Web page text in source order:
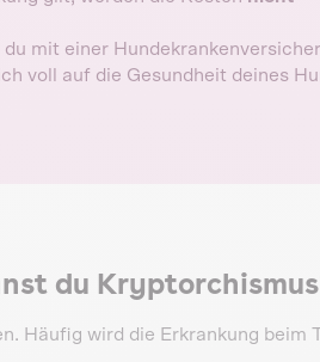
mit einer
voll auf die Gesundheit deines
du
Häufig wird die Erkrankung beim